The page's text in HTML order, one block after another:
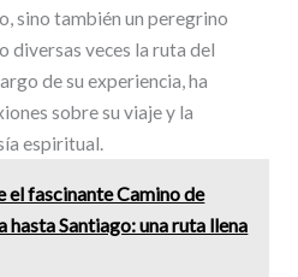
sino también un peregrino
diversas veces la ruta del
de su experiencia, ha
sobre su viaje y la
espiritual.
el fascinante Camino de
hasta Santiago: una ruta llena